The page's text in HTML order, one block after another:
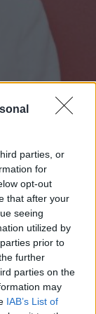
parties, or
for
opt-out
that after your
seeing
utilized by
prior to
further
parties on the
may
IAB’s List of
e altri